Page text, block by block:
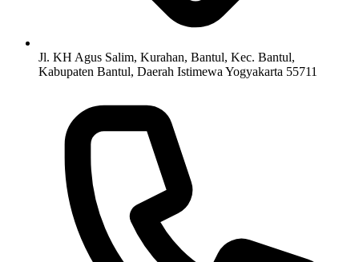
Jl. KH Agus Salim, Kurahan, Bantul, Kec. Bantul,
Kabupaten Bantul, Daerah Istimewa Yogyakarta 55711